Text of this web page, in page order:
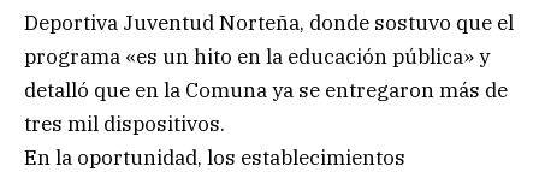
Deportiva Juventud Norteña, donde sostuvo que el
programa «es un hito en la educación pública» y
detalló que en la Comuna ya se entregaron más de
tres mil dispositivos.
En la oportunidad, los establecimientos